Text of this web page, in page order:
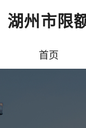
湖州市限
首页